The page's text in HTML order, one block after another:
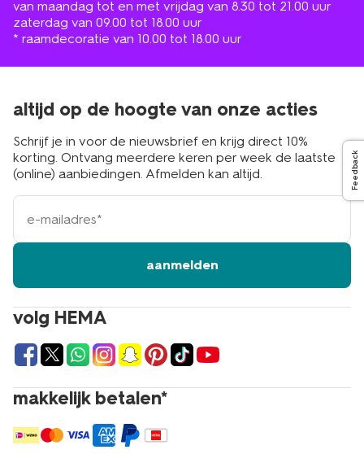
van maandag tot en met vrijdag van 8.30 tot 21.00 uur
zaterdag van 09.00 tot 18.00 uur
* raamdecoratie van 10.00 tot 18.00 uur
volg HEMA
makkelijk betalen*
altijd op de hoogte van onze acties
Schrijf je in voor de nieuwsbrief en krijg direct 10%
korting. Ontvang meerdere keren per week de laatste
(online) aanbiedingen. Afmelden kan altijd.
e-
mailadres
aanmelden
Feedback